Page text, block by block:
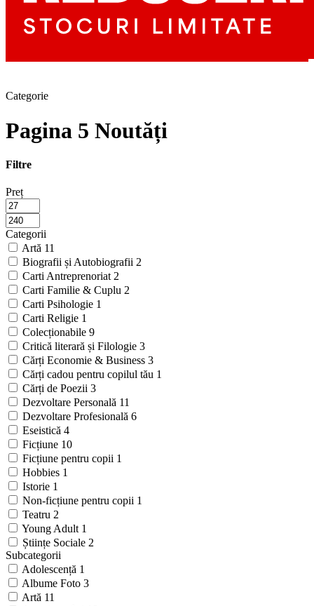
Categorie
Pagina 5 Noutăți
Filtre
Preț
Categorii
Artă 11
Biografii și Autobiografii 2
Carti Antreprenoriat 2
Carti Familie & Cuplu 2
Carti Psihologie 1
Carti Religie 1
Colecționabile 9
Critică literară și Filologie 3
Cărți Economie & Business 3
Cărți cadou pentru copilul tău 1
Cărți de Poezii 3
Dezvoltare Personală 11
Dezvoltare Profesională 6
Eseistică 4
Ficțiune 10
Ficțiune pentru copii 1
Hobbies 1
Istorie 1
Non-ficțiune pentru copii 1
Teatru 2
Young Adult 1
Științe Sociale 2
Subcategorii
Adolescență 1
Albume Foto 3
Artă 11